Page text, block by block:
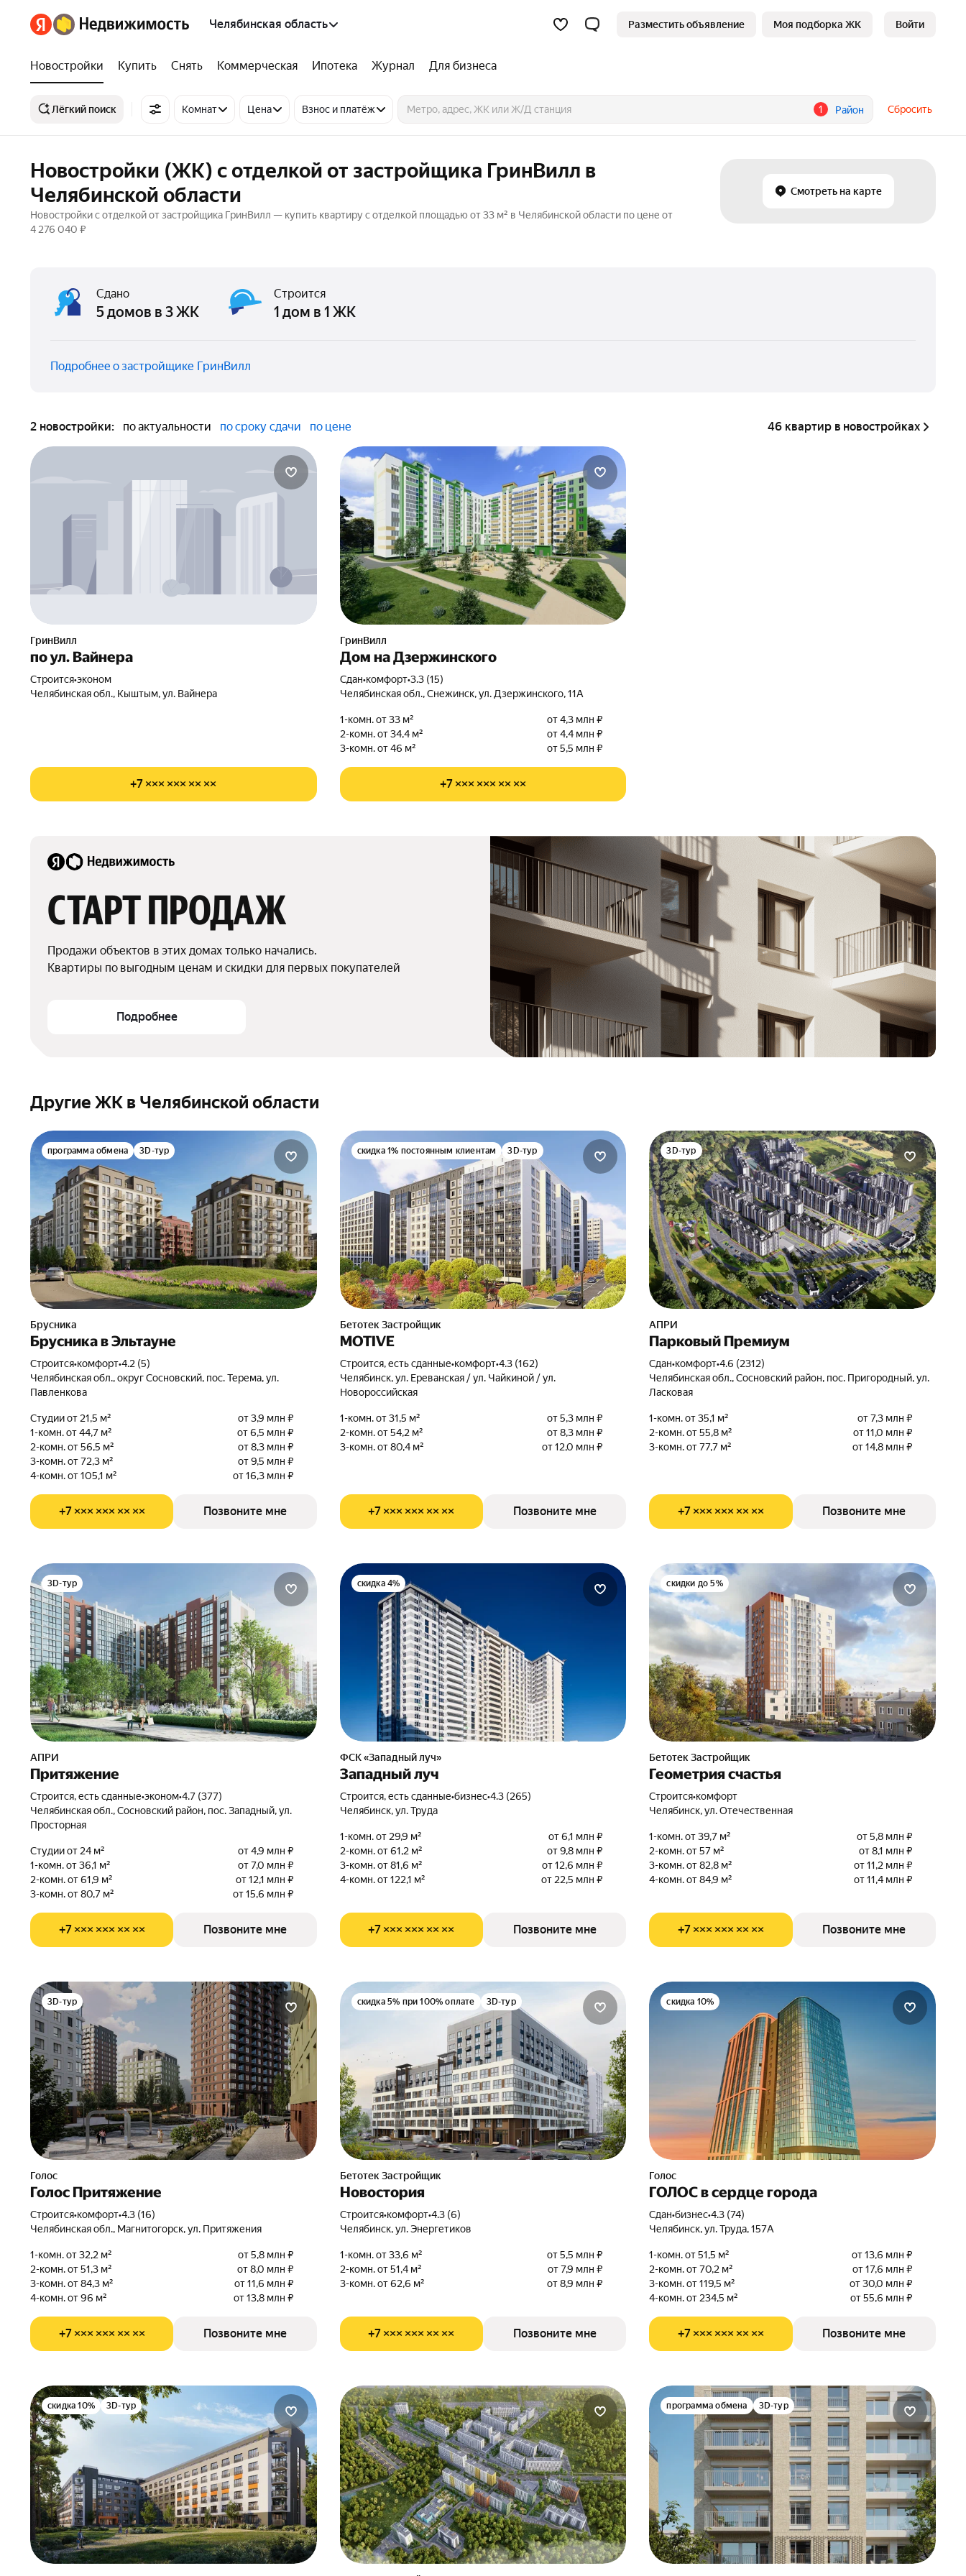
Челябинская область Разместить объявление Моя подборка ЖК Войти
Новостройки Купить Снять Коммерческая Ипотека Журнал Для бизнеса
Лёгкий поиск Комнат Цена Взнос и платёж 1 Район Сбросить
Новостройки (ЖК) с отделкой от застройщика ГринВилл в
Челябинской области
Новостройки с отделкой от застройщика ГринВилл — купить квартиру с отделкой площадью от 33 м² в Челябинской области по цене от
4 276 040 ₽
Смотреть на карте
Сдано
5 домов в 3 ЖК
Строится
1 дом в 1 ЖК
Подробнее о застройщике ГринВилл
2 новостройки: по актуальности по сроку сдачи по цене 46 квартир в новостройках
ГринВилл
по ул. Вайнера
Строится•эконом
Челябинская обл., Кыштым, ул. Вайнера
+7 ××× ××× ×× ××
ГринВилл
Дом на Дзержинского
Сдан•комфорт•3.3 (15)
Челябинская обл., Снежинск, ул. Дзержинского, 11А
1-комн. от 33 м²
от 4,3 млн ₽
2-комн. от 34,4 м²
от 4,4 млн ₽
3-комн. от 46 м²
от 5,5 млн ₽
+7 ××× ××× ×× ××
СТАРТ ПРОДАЖ
Продажи объектов в этих домах только начались.
Квартиры по выгодным ценам и скидки для первых покупателей
Подробнее
Другие ЖК в Челябинской области
программа обмена 3D-тур
Брусника
Брусника в Эльтауне
Строится•комфорт•4.2 (5)
Челябинская обл., округ Сосновский, пос. Терема, ул.
Павленкова
Студии от 21,5 м²
от 3,9 млн ₽
1-комн. от 44,7 м²
от 6,5 млн ₽
2-комн. от 56,5 м²
от 8,3 млн ₽
3-комн. от 72,3 м²
от 9,5 млн ₽
4-комн. от 105,1 м²
от 16,3 млн ₽
+7 ××× ××× ×× ×× Позвоните мне
скидка 1% постоянным клиентам 3D-тур
Бетотек Застройщик
MOTIVE
Строится, есть сданные•комфорт•4.3 (162)
Челябинск, ул. Ереванская / ул. Чайкиной / ул.
Новороссийская
1-комн. от 31,5 м²
от 5,3 млн ₽
2-комн. от 54,2 м²
от 8,3 млн ₽
3-комн. от 80,4 м²
от 12,0 млн ₽
+7 ××× ××× ×× ×× Позвоните мне
3D-тур
АПРИ
Парковый Премиум
Сдан•комфорт•4.6 (2312)
Челябинская обл., Сосновский район, пос. Пригородный, ул.
Ласковая
1-комн. от 35,1 м²
от 7,3 млн ₽
2-комн. от 55,8 м²
от 11,0 млн ₽
3-комн. от 77,7 м²
от 14,8 млн ₽
+7 ××× ××× ×× ×× Позвоните мне
3D-тур
АПРИ
Притяжение
Строится, есть сданные•эконом•4.7 (377)
Челябинская обл., Сосновский район, пос. Западный, ул.
Просторная
Студии от 24 м²
от 4,9 млн ₽
1-комн. от 36,1 м²
от 7,0 млн ₽
2-комн. от 61,9 м²
от 12,1 млн ₽
3-комн. от 80,7 м²
от 15,6 млн ₽
+7 ××× ××× ×× ×× Позвоните мне
скидка 4%
ФСК «Западный луч»
Западный луч
Строится, есть сданные•бизнес•4.3 (265)
Челябинск, ул. Труда
1-комн. от 29,9 м²
от 6,1 млн ₽
2-комн. от 61,2 м²
от 9,8 млн ₽
3-комн. от 81,6 м²
от 12,6 млн ₽
4-комн. от 122,1 м²
от 22,5 млн ₽
+7 ××× ××× ×× ×× Позвоните мне
скидки до 5%
Бетотек Застройщик
Геометрия счастья
Строится•комфорт
Челябинск, ул. Отечественная
1-комн. от 39,7 м²
от 5,8 млн ₽
2-комн. от 57 м²
от 8,1 млн ₽
3-комн. от 82,8 м²
от 11,2 млн ₽
4-комн. от 84,9 м²
от 11,4 млн ₽
+7 ××× ××× ×× ×× Позвоните мне
3D-тур
Голос
Голос Притяжение
Строится•комфорт•4.3 (16)
Челябинская обл., Магнитогорск, ул. Притяжения
1-комн. от 32,2 м²
от 5,8 млн ₽
2-комн. от 51,3 м²
от 8,0 млн ₽
3-комн. от 84,3 м²
от 11,6 млн ₽
4-комн. от 96 м²
от 13,8 млн ₽
+7 ××× ××× ×× ×× Позвоните мне
скидка 5% при 100% оплате 3D-тур
Бетотек Застройщик
Новостория
Строится•комфорт•4.3 (6)
Челябинск, ул. Энергетиков
1-комн. от 33,6 м²
от 5,5 млн ₽
2-комн. от 51,4 м²
от 7,9 млн ₽
3-комн. от 62,6 м²
от 8,9 млн ₽
+7 ××× ××× ×× ×× Позвоните мне
скидка 10%
Голос
ГОЛОС в сердце города
Сдан•бизнес•4.3 (74)
Челябинск, ул. Труда, 157А
1-комн. от 51,5 м²
от 13,6 млн ₽
2-комн. от 70,2 м²
от 17,6 млн ₽
3-комн. от 119,5 м²
от 30,0 млн ₽
4-комн. от 234,5 м²
от 55,6 млн ₽
+7 ××× ××× ×× ×× Позвоните мне
скидка 10% 3D-тур программа обмена 3D-тур